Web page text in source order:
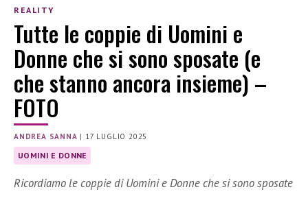
REALITY
Tutte le coppie di Uomini e
Donne che si sono sposate (e
che stanno ancora insieme) –
FOTO
ANDREA SANNA | 17 LUGLIO 2025
UOMINI E DONNE
Ricordiamo le coppie di Uomini e Donne che si sono sposate